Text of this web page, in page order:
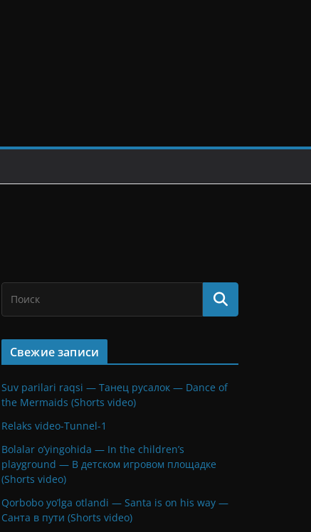
Свежие записи
Suv parilari raqsi — Танец русалок — Dance of
the Mermaids (Shorts video)
Relaks video-Tunnel-1
Bolalar o’yingohida — In the children’s
playground — В детском игровом площадке
(Shorts video)
Qorbobo yo’lga otlandi — Santa is on his way —
Санта в пути (Shorts video)